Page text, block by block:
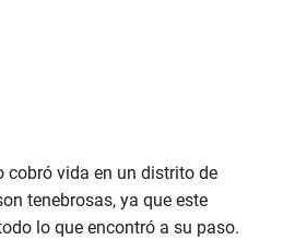
cobró vida en un distrito de
tenebrosas, ya que este
lo que encontró a su paso.